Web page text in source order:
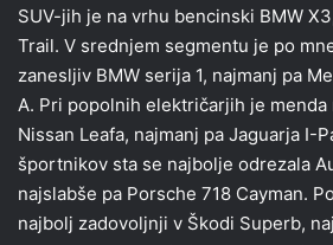
SUV-jih je na vrhu bencinski BMW
Trail. V srednjem segmentu je po
zanesljiv BMW serija 1, najmanj pa
A. Pri popolnih električarjih je
Nissan Leafa, najmanj pa Jaguarja I-
športnikov sta se najbolje odrezala
najslabše pa Porsche 718 Cayman.
najbolj zadovoljnji v Škodi Superb,